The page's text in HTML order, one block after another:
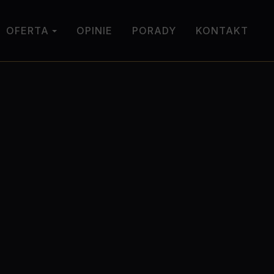
OFERTA OPINIE PORADY KONTAKT